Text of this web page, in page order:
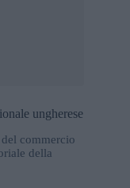
ungherese
commercio
della